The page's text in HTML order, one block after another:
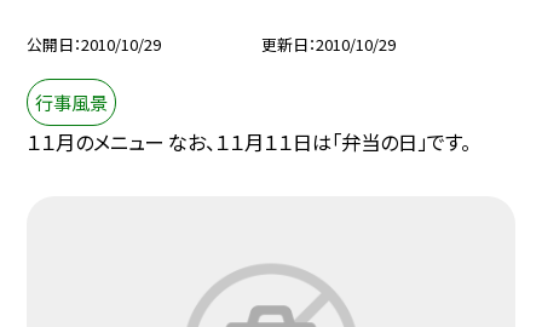
公開日 2010/10/29 更新日 2010/10/29
行事風景
１１月のメニュー なお、１１月１１日は「弁当の日」です。